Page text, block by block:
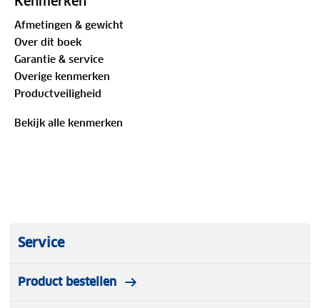
wat je er zelf van maakt! Alle routes zijn ook in GPX
te downloaden van de Kompass-website.
Afmetingen & gewicht
Over dit boek
Garantie & service
Overige kenmerken
Productveiligheid
Bekijk alle kenmerken
Service
Product bestellen